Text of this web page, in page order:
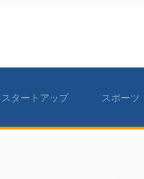
スタートアップ スポーツ